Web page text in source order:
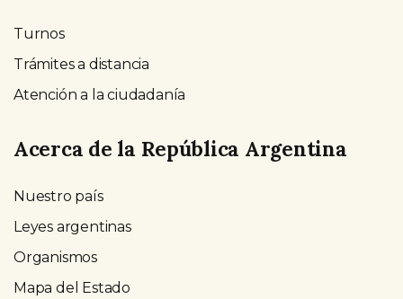
Turnos
Trámites a distancia
Atención a la ciudadanía
Acerca de la República Argentina
Nuestro país
Leyes argentinas
Organismos
Mapa del Estado